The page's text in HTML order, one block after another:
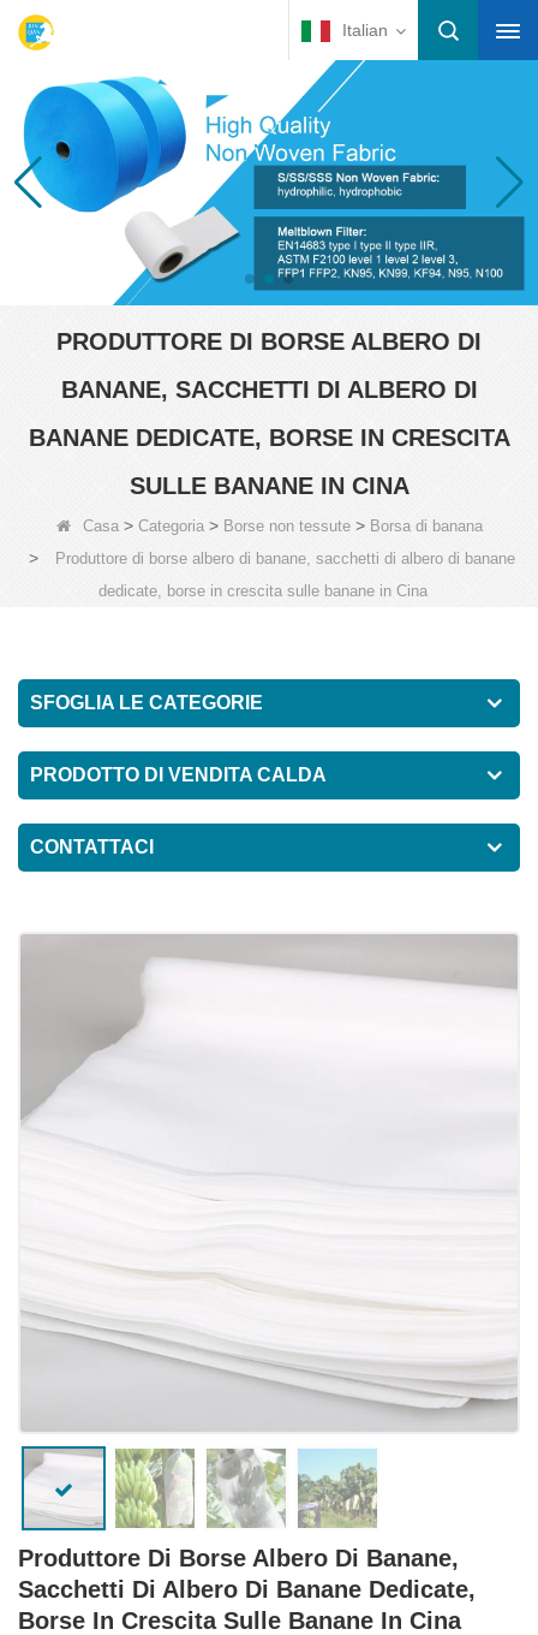
Italian
PRODUTTORE DI BORSE ALBERO DI
BANANE, SACCHETTI DI ALBERO DI
BANANE DEDICATE, BORSE IN CRESCITA
SULLE BANANE IN CINA
Casa> Categoria> Borse non tessute> Borsa di banana
>
Produttore di borse albero di banane, sacchetti di albero di banane
dedicate, borse in crescita sulle banane in Cina
SFOGLIA LE CATEGORIE
PRODOTTO DI VENDITA CALDA
CONTATTACI
Produttore Di Borse Albero Di Banane,
Sacchetti Di Albero Di Banane Dedicate,
Borse In Crescita Sulle Banane In Cina